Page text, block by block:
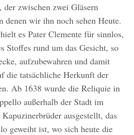
der zwischen zwei Gläsern
denen wir ihn noch sehen Heute.
es Pater Clemente für sinnlos,
Stoffes rund um das Gesicht, so
aufzubewahren und damit
die tatsächliche Herkunft der
Ab 1638 wurde die Reliquie in
außerhalb der Stadt im
ausgestellt, das
geweiht ist, wo sich heute die